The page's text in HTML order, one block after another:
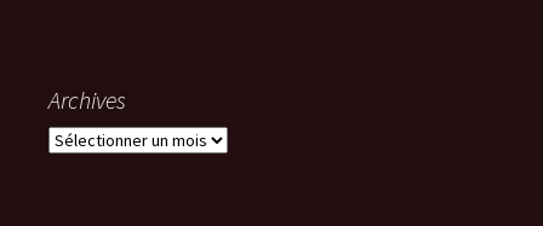
Archives
Archives